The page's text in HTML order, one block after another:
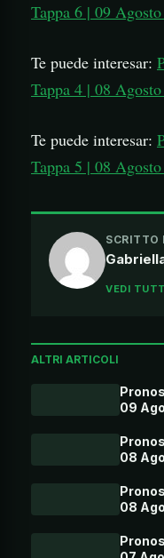
Tappa 6 | 09
Te puede interesar:
Tappa 4 | 08
Te puede interesar:
Tappa 5 | 08
SCRITTO
VEDI
ALTRI ARTICOLI
09
08
08